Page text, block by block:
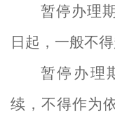
暂停办理
日起，一般不
暂停办理
续，不得作为